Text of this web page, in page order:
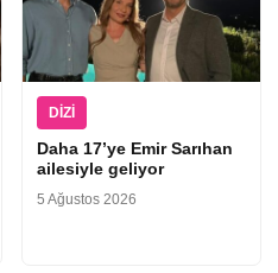
DIZI
Daha 17’ye Emir Sarıhan
ailesiyle geliyor
5 Ağustos 2026